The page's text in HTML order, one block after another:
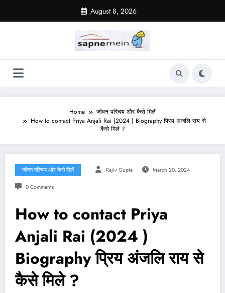
content
August 8, 2026
Home
जीवन परिचय और कैसे मिलें
How to contact Priya Anjali Rai (2024 ) Biography प्रिय अंजलि राय से
कैसे मिले ?
जीवन परिचय और कैसे मिलें Rajiv Gupta March 20, 2024
0 Comments
How to contact Priya
Anjali Rai (2024 )
Biography प्रिय अंजलि राय से
कैसे मिले ?